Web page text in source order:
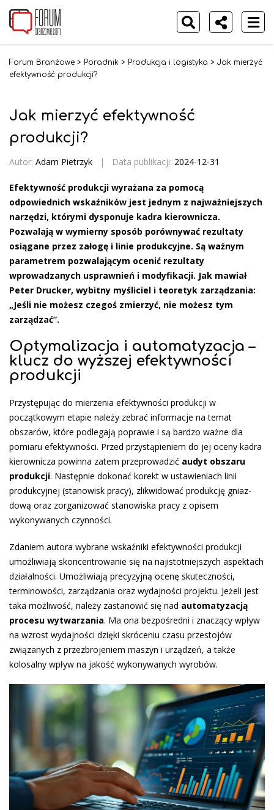
Forum Branżowe > Poradnik > Produkcja i logistyka > Jak mierzyć
efektywność produkcji?
Jak mierzyć efektywność
produkcji?
Autor: Adam Pietrzyk | Data publikacji: 2024-12-31
Efektywność produkcji wyrażana za pomocą
odpowiednich wskaźników jest jednym z najważniejszych
narzędzi, którymi dysponuje kadra kierownicza.
Pozwalają w wymierny sposób porównywać rezultaty
osiągane przez załogę i linie produkcyjne. Są ważnym
parametrem pozwalającym ocenić rezultaty
wprowadzanych usprawnień i modyfikacji. Jak mawiał
Peter Drucker, wybitny myśliciel i teoretyk zarządzania:
„Jeśli nie możesz czegoś zmierzyć, nie możesz tym
zarządzać”.
Optymalizacja i automatyzacja –
klucz do wyższej efektywności
produkcji
Przystępując do mierzenia efektywności produkcji w
początkowym etapie należy zebra­ć informacje na temat
obszarów, które podlegają poprawie i są bar­dzo ważne dla
pomiaru efektyw­ności. Przed przystąpieniem do jej oceny kadra
kierownicza powinna zatem przeprowadzić audyt obszaru
produkcji. Następnie dokonać korekt w ustawieniach linii
produkcyjnej (stanowisk pracy), zlikwidować produkcję gniaz­
dową oraz zorganizować stanowiska pracy z opisem
wykonywanych czynności.
Zdaniem autora wybrane wskaźniki efektywności produkcji
umożliwiają skoncentrowanie się na najistotniejszych aspektach
działalności. Umożliwiają precyzyjną ocenę skuteczności,
terminowości, zarządzania oraz wydajności projektu. Jeżeli jest
taka możliwość, należy zastanowić się nad automatyzacją
procesu wytwarzania. Ma ona bezpośredni i znaczący wpływ
na wzrost wydajności dzięki skróceniu czasu przestojów
związanych z przezbrojeniem maszyn i urządzeń, a także
kolosalny wpływ na jakość wykonywanych wyrobów.